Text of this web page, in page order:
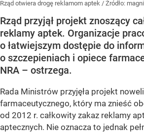
Rząd otwiera drogę reklamom aptek / Źródło:
Rząd przyjął projekt znoszący
reklamy aptek. Organizacje
o łatwiejszym dostępie do
o szczepieniach i opiece
NRA – ostrzega.
Rada Ministrów przyjęła projekt
farmaceutycznego, który ma znieść
od 2012 r. całkowity zakaz reklamy
aptecznych. Nie oznacza to jednak